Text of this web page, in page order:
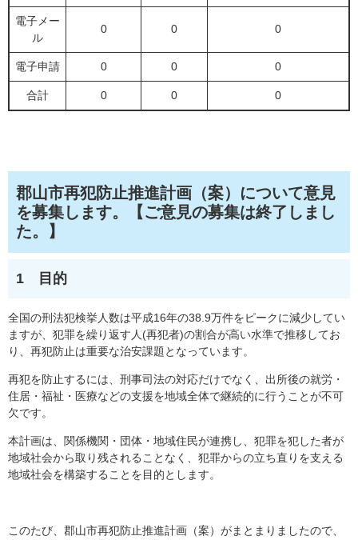
電子メー
ル
0 0 0
電子申請 0 0 0
合計 0 0 0
郡山市再犯防止推進計画（案）について意見
を募集します。【ご意見の募集は終了しまし
た。】
1 目的
全国の刑法犯検挙人数は平成16年の38.9万件をピークに減少してい
ますが、犯罪を繰り返す人(再犯者)の割合が高い水準で推移してお
り、再犯防止は重要な治安課題となっています。
再犯を防止するには、刑事司法の対応だけでなく、出所後の就労・
住居・福祉・医療などの支援を地域全体で継続的に行うことが不可
欠です。
本計画は、関係機関・団体・地域住民が連携し、犯罪を犯した者が
地域社会から取り残されることなく、犯罪からの立ち直りを支える
地域社会を構築することを目的とします。
このたび、郡山市再犯防止推進計画（案）がまとまりましたので、